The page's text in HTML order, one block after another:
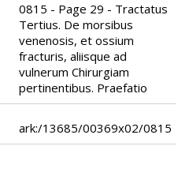
0815 - Page 29 - Tractatus
Tertius. De morsibus
venenosis, et ossium
fracturis, aliisque ad
vulnerum Chirurgiam
pertinentibus. Praefatio
ark:/13685/00369x02/0815